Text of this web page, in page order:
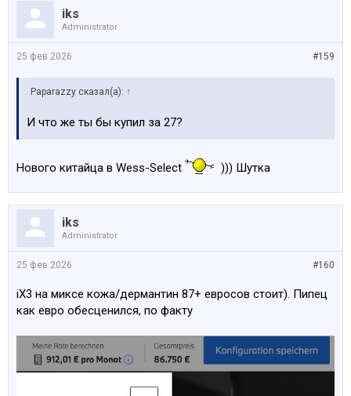
iks
Administrator
#159
25 фев 2026
Paparazzy сказал(а): ↑
И что же ты бы купил за 27?
Нового китайца в Wess-Select ))) Шутка
iks
Administrator
#160
25 фев 2026
iX3 на миксе кожа/дермантин 87+ евросов стоит). Пипец
как евро обесценился, по факту